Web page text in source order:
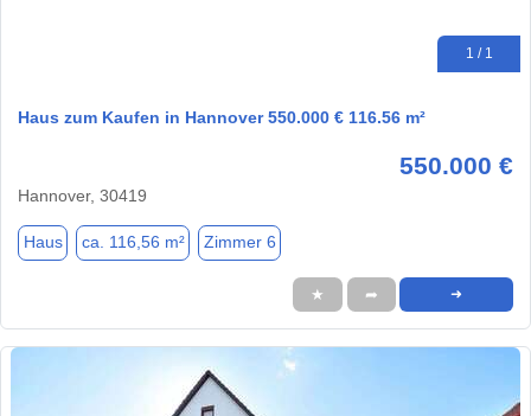
1 / 1
Haus zum Kaufen in Hannover 550.000 € 116.56 m²
550.000 €
Hannover, 30419
Haus ca. 116,56 m² Zimmer 6
★ ➦ ➜